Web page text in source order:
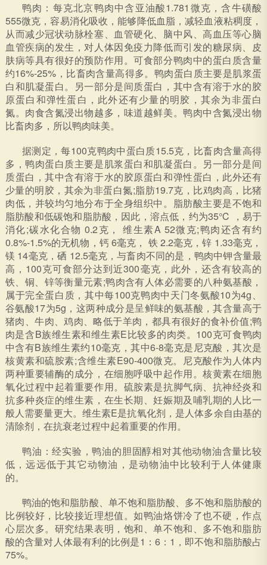
鸭肉：每克北京鸭肉中含亚油酸1.781微克，含牛磺酸
555微克，容易消化吸收，能够降低血脂，减轻血液粘稠度，
从而减少冠状动脉栓塞、血管硬化、脑中风、高血压等心脑
血管疾病的发生，对人体因免疫力降低而引发的糖尿病、皮
肤病等具有很好的预防作用。可食部分鸭肉中的蛋白质含量
约16%-25%，比畜肉含量高得多。鸭肉蛋白质主要是肌浆蛋
白和肌凝蛋白。另一部分是间质蛋白，其中含有溶于水的胶
原蛋白和弹性蛋白，此外还有少量的明胶，其余为非蛋白
氮。肉食含氮浸出物越多，味道越鲜美。鸭肉中含氮浸出物
比畜肉多，所以鸭肉味美。
据测定，每100克鸭肉中蛋白质15.5克，比畜肉含量高得
多，鸭肉蛋白质主要是肌浆蛋白和肌凝蛋白。另一部分是间
质蛋白，其中含有溶于水的胶原蛋白和弹性蛋白，此外还有
少量的明胶，其余为非蛋白氮;脂肪19.7克，比鸡肉高，比猪
肉低，并较均匀地分布于全身组织中。脂肪酸主要是不饱和
脂肪酸和低碳饱和脂肪酸，因此，溶点低，约为35℃ ，易于
消化;碳水化合物 0.2克， 维生素A 52微克;鸭肉还含有约
0.8%-1.5%的无机物，钙 6毫克， 铁 2.2毫克，锌 1.33毫克，
镁 14毫克，硒 12.5毫克，与畜肉不同的是，鸭肉中钾含量最
高，100克可食部分达到近300毫克，此外，还含有较高的
铁、铜、锌等衡量元素;鸭肉含有人体必需要的八种氨基酸，
属于完全蛋白质，其中每100克鸭肉中天门冬氨酸10为4g、
谷氨酸17为5g，这两种成分是呈鲜味的氨基酸，其含量高于
猪肉、牛肉、鸡肉、略低于羊肉，都具有很好的食补价值;鸭
肉是含B族维生素和维生素E比较多的肉类。100克可食鸭肉
中含有B族维生素约10毫克，其中6-8毫克是尼克酸，其次是
核黄素和硫胺素;含维生素E90-400微克。尼克酸作为人体内
两种重要辅酶的成分，在细胞呼吸中起作用。核黄素在细胞
氧化过程中起着重要作用。硫胺素是抗脚气病、抗神经炎和
抗多种炎症的维生素，在生长期、妊娠期及哺乳期的人比一
般人需要量更大。维生素E是抗氧化剂，是人体多余自由基的
清除剂，在抗衰老过程中起着重要的作用。
鸭油：经实验，鸭油的胆固醇相对其他动物油含量比较
低，远远低于其它动物油，是动物油中比较利于人体健康
的。
鸭油的饱和脂肪酸、单不饱和脂肪酸、多不饱和脂肪酸的
比例较好，比较接近理想值。如鸭油烙饼冷了也不硬，作点
心层次多。研究结果表明，饱和、单不饱和、多不饱和脂肪
酸的含量对人体最有利的比例是1：6：1，即不饱和脂肪酸占
75%。